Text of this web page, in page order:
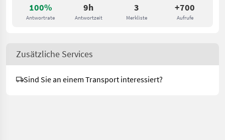
100%
Antwortrate
9h
Antwortzeit
3
Merkliste
+700
Aufrufe
Zusätzliche Services
Sind Sie an einem Transport interessiert?